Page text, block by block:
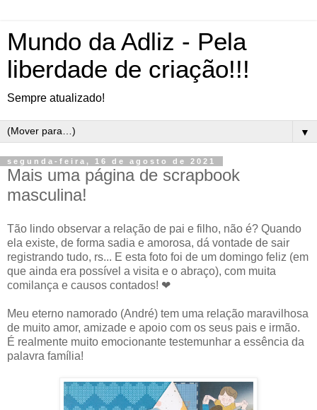
Mundo da Adliz - Pela
liberdade de criação!!!
Sempre atualizado!
▼
segunda-feira, 16 de agosto de 2021
Mais uma página de scrapbook
masculina!
Tão lindo observar a relação de pai e filho, não é? Quando
ela existe, de forma sadia e amorosa, dá vontade de sair
registrando tudo, rs... E esta foto foi de um domingo feliz (em
que ainda era possível a visita e o abraço), com muita
comilança e causos contados! ❤
Meu eterno namorado (André) tem uma relação maravilhosa
de muito amor, amizade e apoio com os seus pais e irmão.
É realmente muito emocionante testemunhar a essência da
palavra família!